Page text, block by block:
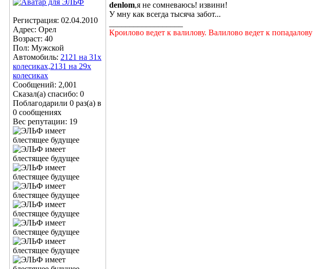
Регистрация: 02.04.2010
Адрес: Орел
Возраст: 40
Пол: Мужской
Автомобиль: 2121 на 31х
колесиках,2131 на 29х
колесиках
Сообщений: 2,001
Сказал(а) спасибо: 0
Поблагодарили 0 раз(а) в
0 сообщениях
Вес репутации: 19
denlom,я не сомневаюсь! извини!
У мну как всегда тысяча забот...
Кроилово ведет к валилову. Валилово ведет к попадалову